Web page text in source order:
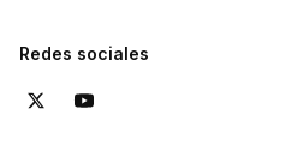
Redes sociales